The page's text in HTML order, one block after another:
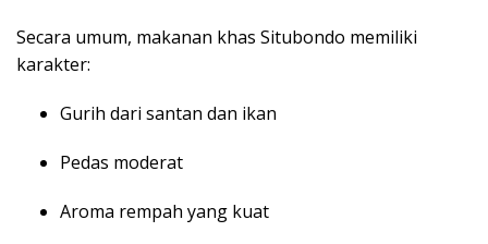
Secara umum, makanan khas Situbondo memiliki
karakter:
Gurih dari santan dan ikan
Pedas moderat
Aroma rempah yang kuat